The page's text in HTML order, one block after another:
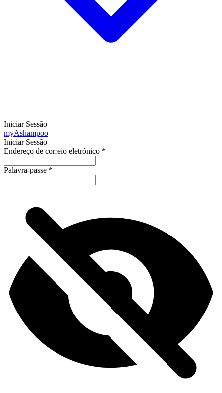
Iniciar Sessão
myAshampoo
Iniciar Sessão
Endereço de correio eletrónico *
Palavra-passe *